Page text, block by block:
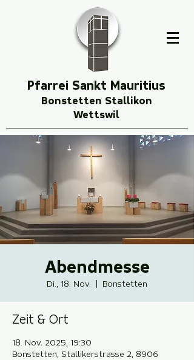
Pfarrei Sankt Mauritius
Bonstetten Stallikon
Wettswil
Abendmesse
Di., 18. Nov. Bonstetten
Zeit & Ort
18. Nov. 2025, 19:30
Bonstetten, Stallikerstrasse 2, 8906